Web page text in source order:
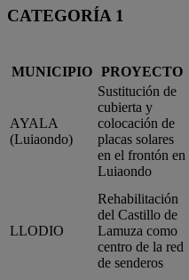
CATEGORÍA 1
MUNICIPIO PROYECTO
AYALA
(Luiaondo)
Sustitución de
cubierta y
colocación de
placas solares
en el frontón en
Luiaondo
LLODIO
Rehabilitación
del Castillo de
Lamuza como
centro de la red
de senderos